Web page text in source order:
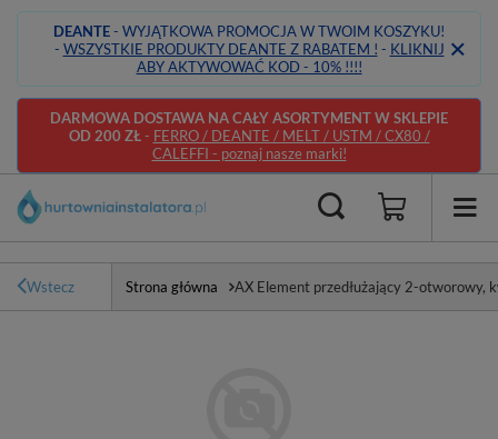
DEANTE- WYJĄTKOWA PROMOCJA W TWOIM KOSZYKU!
- WSZYSTKIE PRODUKTY DEANTE Z RABATEM ! - KLIKNIJ
ABY AKTYWOWAĆ KOD - 10% !!!!
DARMOWA DOSTAWA NA CAŁY ASORTYMENT W SKLEPIE
OD 200 ZŁ- FERRO / DEANTE / MELT / USTM / CX80 /
CALEFFI - poznaj nasze marki!
Wstecz Strona główna AX Element przedłużający 2-